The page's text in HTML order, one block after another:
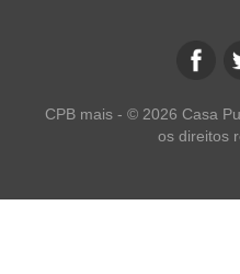
CPB mais - © 2026 Casa
os direitos